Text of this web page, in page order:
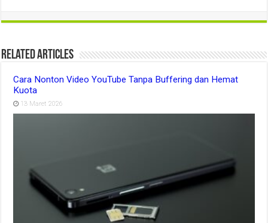
Related Articles
Cara Nonton Video YouTube Tanpa Buffering dan Hemat
Kuota
13 Maret 2026